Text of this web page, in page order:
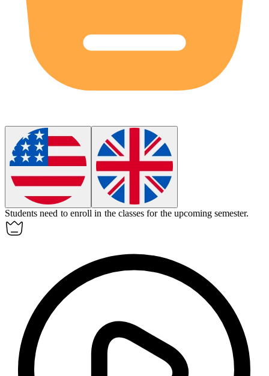
Students need to enroll in the classes for the upcoming semester.